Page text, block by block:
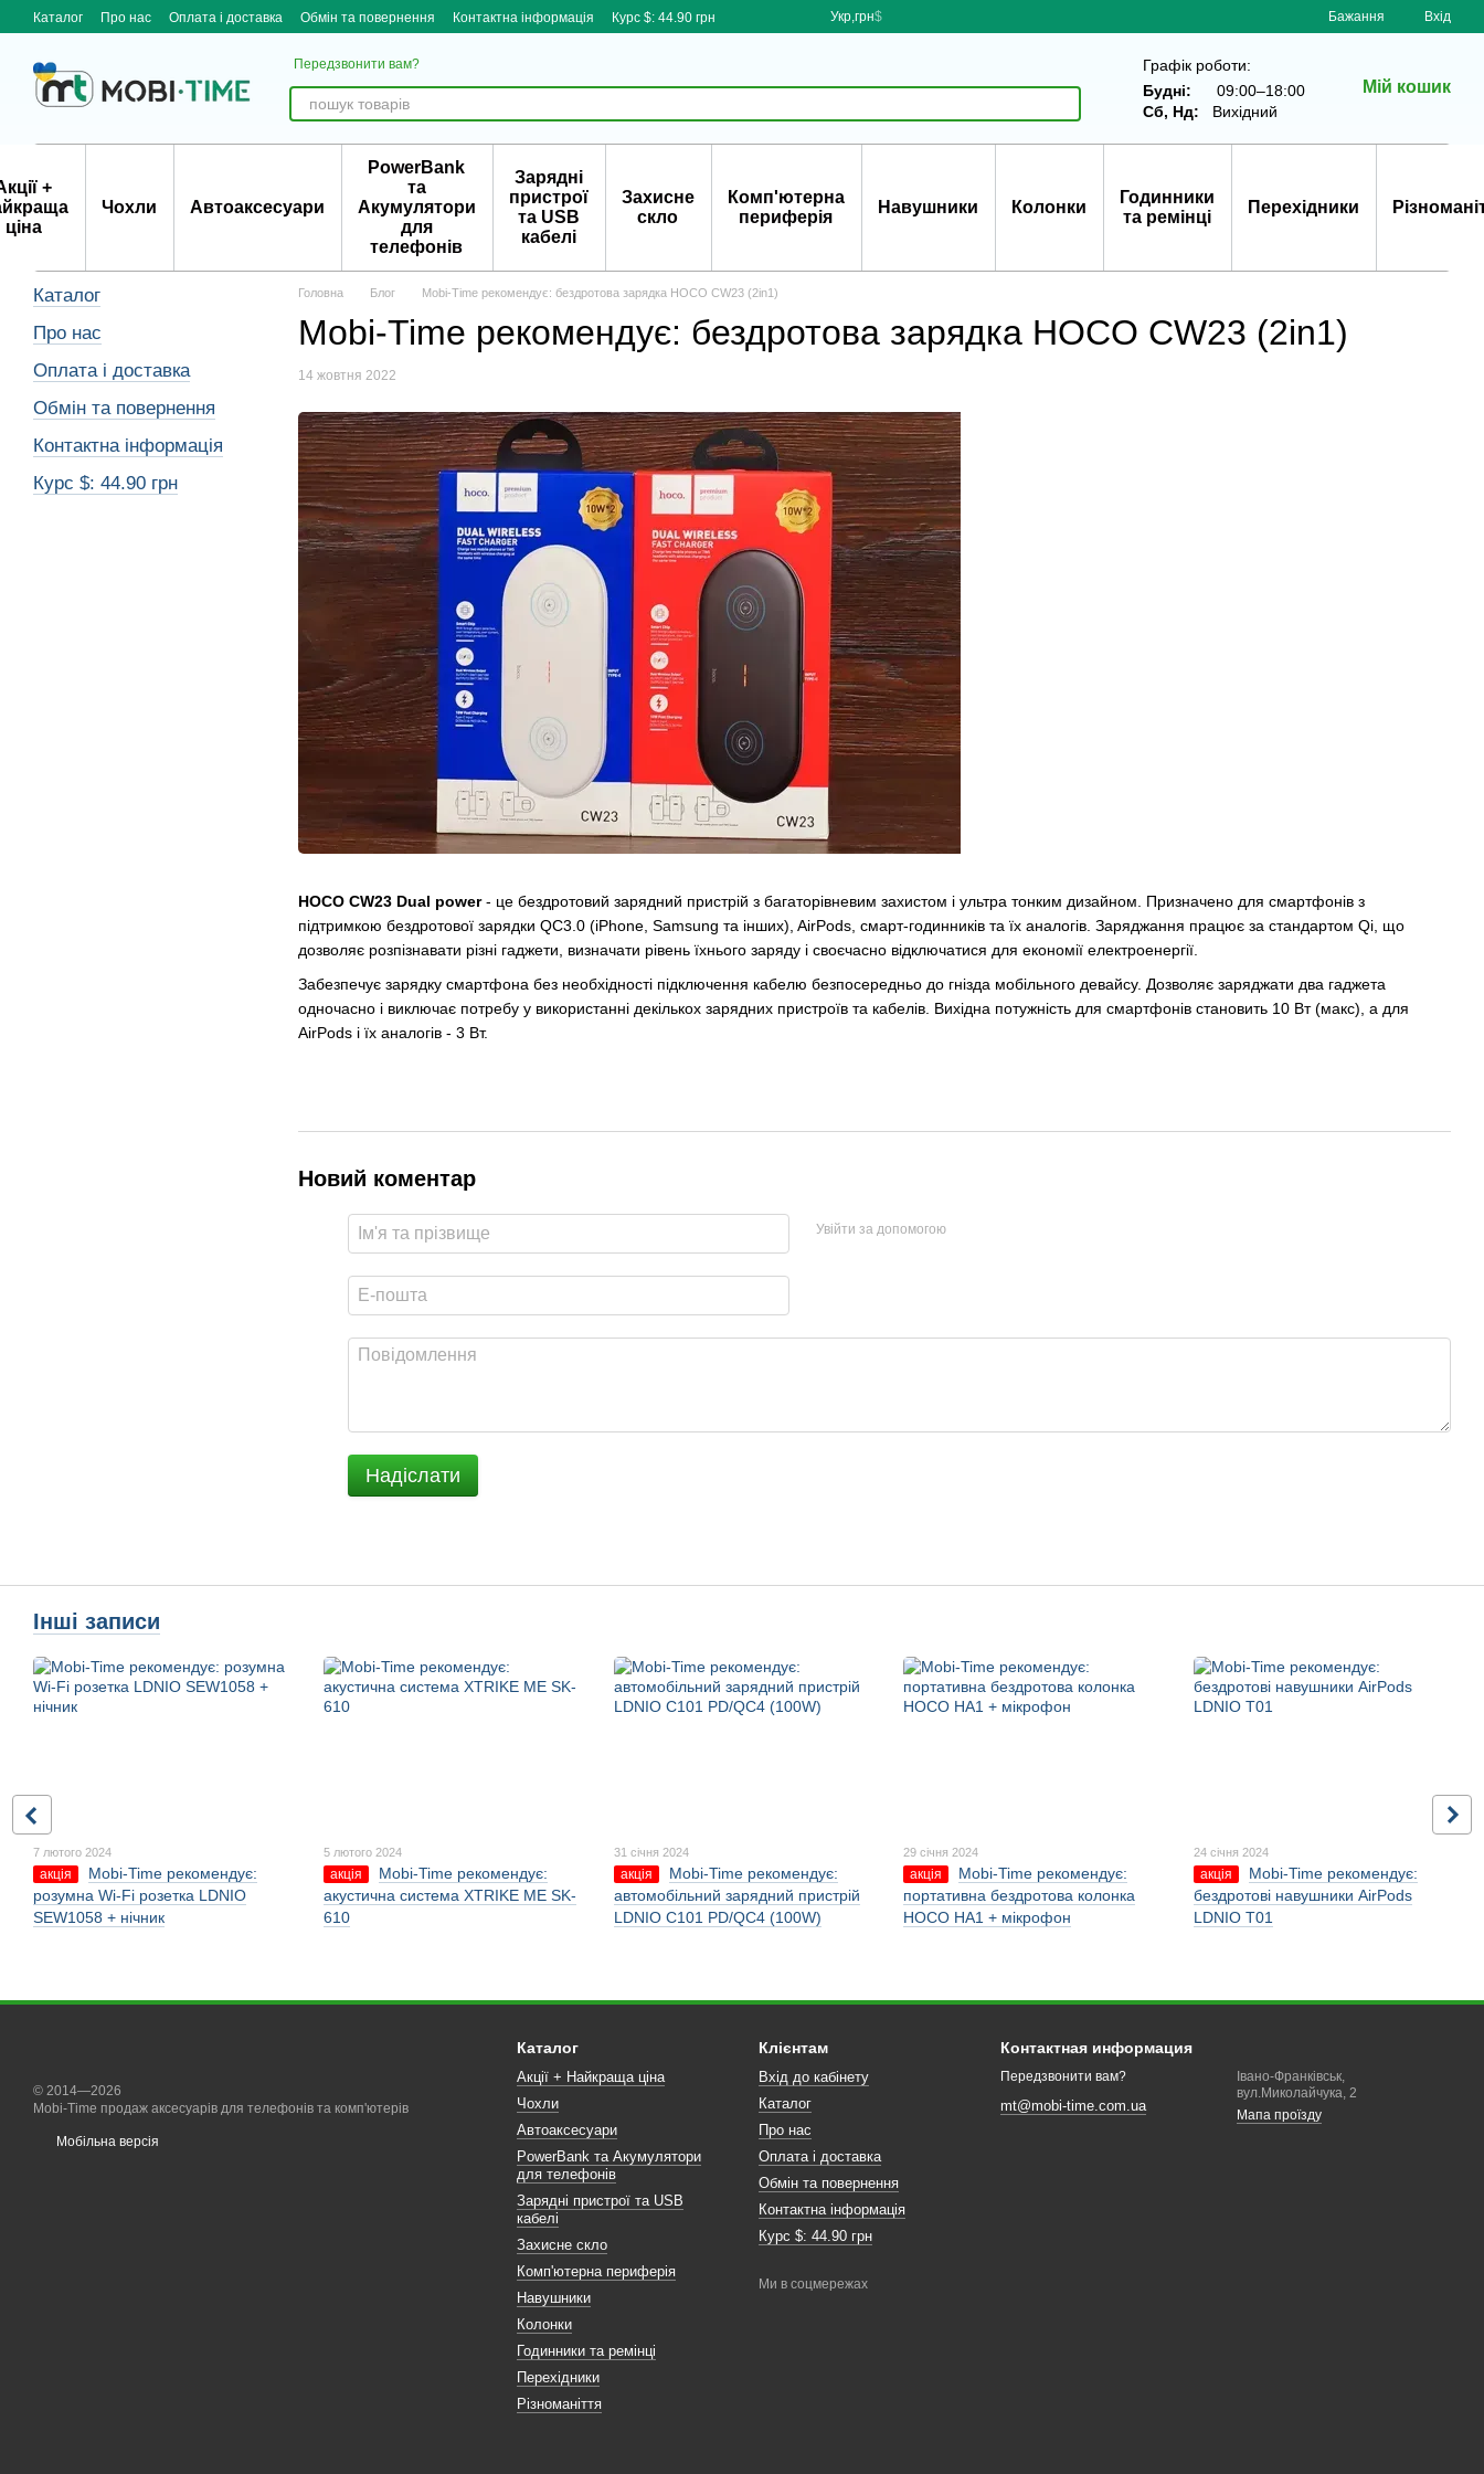
Перейти до основного контенту
Каталог Про нас Оплата і доставка Обмін та повернення Контактна інформація Курс $: 44.90 грн Укр,грн$ Бажання Вхід
Передзвонити вам?
Графік роботи:
Будні:
09:00–18:00
Сб, Нд:
Вихідний
Мій кошик
+
ціна
Чохли Автоаксесуари
PowerBank
та
Акумулятори
для
телефонів
Зарядні
пристрої
та USB
кабелі
Захисне
скло
Комп'ютерна
периферія
Навушники Колонки
Годинники
та ремінці
Перехідники
Головна Блог Mobi-Time рекомендує: бездротова зарядка HOCO CW23 (2in1)
Mobi-Time рекомендує: бездротова зарядка HOCO CW23 (2in1)
14 жовтня 2022
HOCO CW23 Dual power- це бездротовий зарядний пристрій з багаторівневим захистом і ультра тонким дизайном. Призначено для смартфонів з
підтримкою бездротової зарядки QC3.0 (iPhone, Samsung та інших), AirPods, смарт-годинників та їх аналогів. Заряджання працює за стандартом Qi, що
дозволяє розпізнавати різні гаджети, визначати рівень їхнього заряду і своєчасно відключатися для економії електроенергії.
Забезпечує зарядку смартфона без необхідності підключення кабелю безпосередньо до гнізда мобільного девайсу. Дозволяє заряджати два гаджета
одночасно і виключає потребу у використанні декількох зарядних пристроїв та кабелів. Вихідна потужність для смартфонів становить 10 Вт (макс), а для
AirPods і їх аналогів - 3 Вт.
Новий коментар
Увійти за допомогою
Надіслати
Каталог
Про нас
Оплата і доставка
Обмін та повернення
Контактна інформація
Курс $: 44.90 грн
Інші записи
7 лютого 2024
акція
Mobi-Time рекомендує:
розумна Wi-Fi розетка LDNIO
SEW1058 + нічник
5 лютого 2024
акція
Mobi-Time рекомендує:
акустична система XTRIKE ME SK-
610
31 січня 2024
акція
Mobi-Time рекомендує:
автомобільний зарядний пристрій
LDNIO C101 PD/QC4 (100W)
29 січня 2024
акція
Mobi-Time рекомендує:
портативна бездротова колонка
HOCO HA1 + мікрофон
24 січня 2024
акція
Mobi-Time рекомендує:
бездротові навушники AirPods
LDNIO T01
© 2014—2026
Mobi-Time продаж аксесуарів для телефонів та комп'ютерів
Мобільна версія
Каталог
Акції + Найкраща ціна
Чохли
Автоаксесуари
PowerBank та Акумулятори
для телефонів
Зарядні пристрої та USB
кабелі
Захисне скло
Комп'ютерна периферія
Навушники
Колонки
Годинники та ремінці
Перехідники
Різноманіття
Клієнтам
Вхід до кабінету
Каталог
Про нас
Оплата і доставка
Обмін та повернення
Контактна інформація
Курс $: 44.90 грн
Ми в соцмережах
Контактная информация
Передзвонити вам?
mt@mobi-time.com.ua
Івано-Франківськ,
вул.Миколайчука, 2
Мапа проїзду